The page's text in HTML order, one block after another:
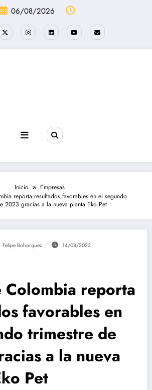
06/08/2026
Inicio
Empresas
reporta resultados favorables en el segundo
2023 gracias a la nueva planta Eko Pet
Felipe Bohorquez 14/08/2023
Colombia reporta
favorables en
trimestre de
a la nueva
Pet